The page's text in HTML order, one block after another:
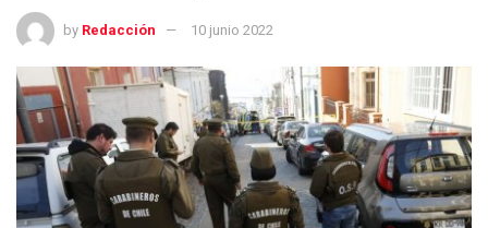
by Redacción 10 junio 2022